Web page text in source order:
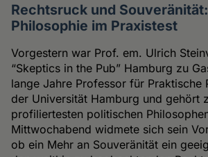
Rechtsruck und
Philosophie im Praxistest
Vorgestern war Prof. em. Ulrich
“Skeptics in the Pub” Hamburg zu
lange Jahre Professor für Praktische
der Universität Hamburg und gehört
profiliertesten politischen
Mittwochabend widmete sich sein
ob ein Mehr an Souveränität ein